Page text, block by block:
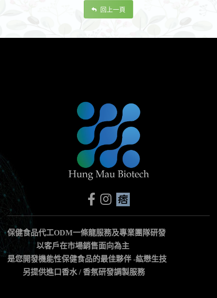
回上一頁
保健食品代工ODM一條龍服務及專業團隊研發
以客戶在市場銷售面向為主
是您開發機能性保健食品的最佳夥伴 -紘懋生技
另提供進口香水 / 香氛研發調製服務